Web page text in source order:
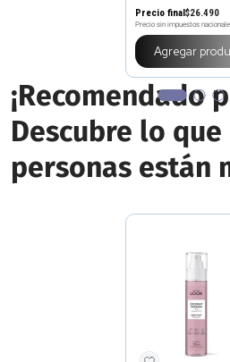
Precio final$26.490
Precio sin impuestos
Agregar
¡Recomendado
Descubre lo que
personas están